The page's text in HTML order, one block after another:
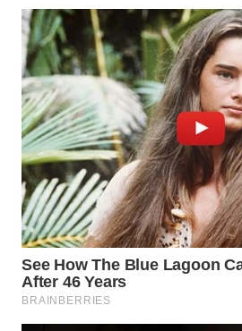
KONSUMEN
WAHANA
LISTRIK
WAHANA
TRAVEL
WAHANA
TV
WAHANANEWS
ID